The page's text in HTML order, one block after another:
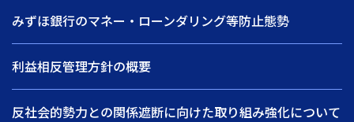
みずほ銀行のマネー・ローンダリング等防止態勢
利益相反管理方針の概要
反社会的勢力との関係遮断に向けた取り組み強化について